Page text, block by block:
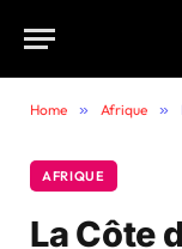
Home » Afrique »
AFRIQUE
La Côte